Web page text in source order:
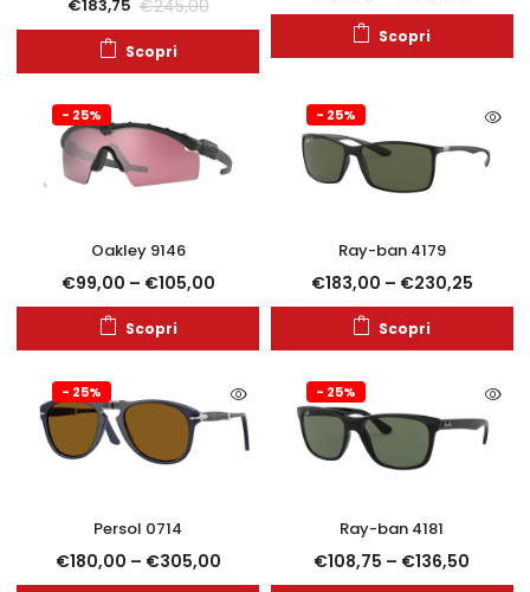
€183,75 €245,00
Scopri
Scopri
- 25%
Oakley 9146
€99,00 – €105,00
Scopri
- 25%
Ray-ban 4179
€183,00 – €230,25
Scopri
- 25%
Persol 0714
€180,00 – €305,00
- 25%
Ray-ban 4181
€108,75 – €136,50